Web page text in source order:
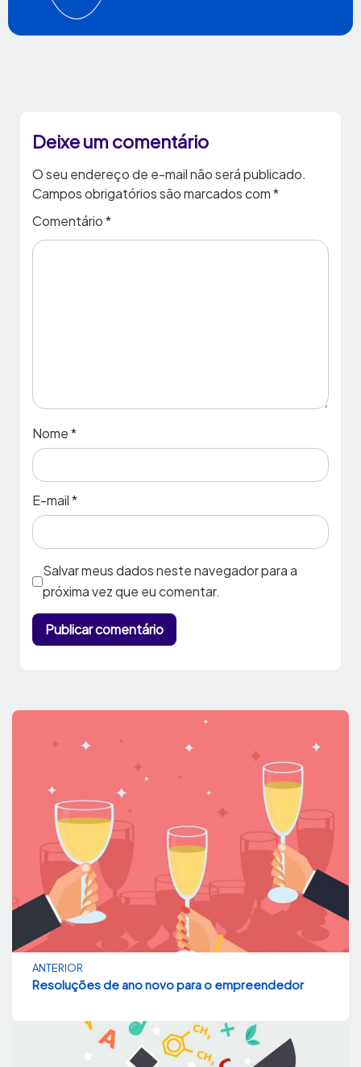
Deixe um comentário
O seu endereço de e-mail não será publicado.
Campos obrigatórios são marcados com*
Comentário*
Nome*
E-mail*
Salvar meus dados neste navegador para a
próxima vez que eu comentar.
ANTERIOR
Resoluções de ano novo para o empreendedor